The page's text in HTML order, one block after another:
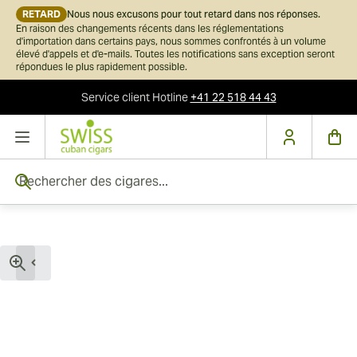
RETARD Nous nous excusons pour tout retard dans nos réponses.
En raison des changements récents dans les réglementations
d'importation dans certains pays, nous sommes confrontés à un volume
élevé d'appels et d'e-mails. Toutes les notifications sans exception seront
répondues le plus rapidement possible.
Service clientHotline+41 22 518 44 43
Skip to Content